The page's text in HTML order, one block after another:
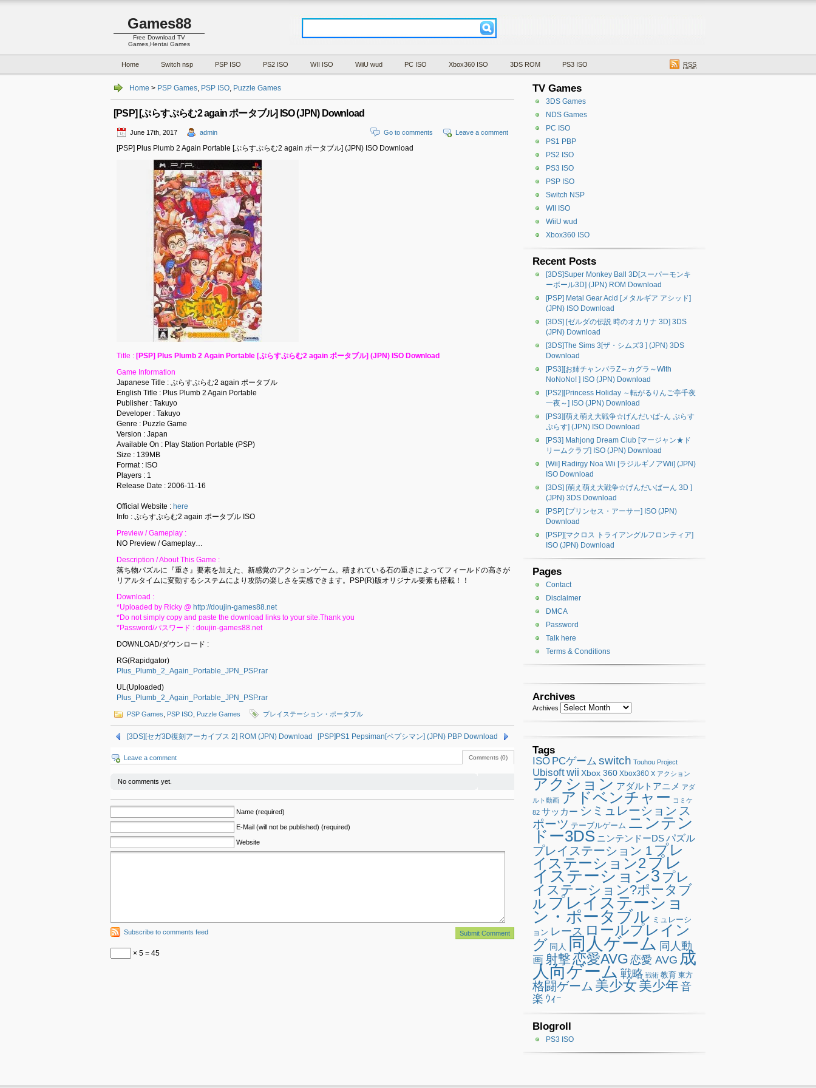
Games88
Free Download TV
Games,Hentai Games
Home Switch nsp PSP ISO PS2 ISO WII ISO WiiU wud PC ISO Xbox360 ISO 3DS ROM PS3 ISO RSS
Home > PSP Games, PSP ISO, Puzzle Games
[PSP] [ぷらすぷらむ2 again ポータブル] ISO (JPN) Download
June 17th, 2017 admin Leave a comment
Go to comments
[PSP] Plus Plumb 2 Again Portable [ぷらすぷらむ2 again ポータブル] (JPN) ISO Download
Title : [PSP] Plus Plumb 2 Again Portable [ぷらすぷらむ2 again ポータブル] (JPN) ISO Download
Game Information
Japanese Title : ぷらすぷらむ2 again ポータブル
English Title : Plus Plumb 2 Again Portable
Publisher : Takuyo
Developer : Takuyo
Genre : Puzzle Game
Version : Japan
Available On : Play Station Portable (PSP)
Size : 139MB
Format : ISO
Players : 1
Release Date : 2006-11-16
Official Website : here
Info : ぷらすぷらむ2 again ポータブル ISO
Preview / Gameplay :
NO Preview / Gameplay…
Description / About This Game :
落ち物パズルに『重さ』要素を加えた、新感覚のアクションゲーム。積まれている石の重さによってフィールドの高さが
リアルタイムに変動するシステムにより攻防の楽しさを実感できます。PSP(R)版オリジナル要素も搭載！！
Download :
*Uploaded by Ricky @ http://doujin-games88.net
*Do not simply copy and paste the download links to your site.Thank you
*Password/パスワード : doujin-games88.net
DOWNLOAD/ダウンロード :
RG(Rapidgator)
Plus_Plumb_2_Again_Portable_JPN_PSP.rar
UL(Uploaded)
Plus_Plumb_2_Again_Portable_JPN_PSP.rar
PSP Games PSP ISO Puzzle Games プレイステーション・ポータブル
[3DS][セガ3D復刻アーカイブス 2] ROM (JPN) Download [PSP]PS1 Pepsiman[ペプシマン] (JPN) PBP Download
Comments (0)
Leave a comment
No comments yet.
Name (required)
E-Mail (will not be published) (required)
Website
Subscribe to comments feed
× 5 = 45
TV Games
3DS Games
NDS Games
PC ISO
PS1 PBP
PS2 ISO
PS3 ISO
PSP ISO
Switch NSP
WII ISO
WiiU wud
Xbox360 ISO
Recent Posts
[3DS]Super Monkey Ball 3D[スーパーモンキ
ーボール3D] (JPN) ROM Download
[PSP] Metal Gear Acid [メタルギア アシッド]
(JPN) ISO Download
[3DS] [ゼルダの伝説 時のオカリナ 3D] 3DS
(JPN) Download
[3DS]The Sims 3[ザ・シムズ3 ] (JPN) 3DS
Download
[PS3][お姉チャンバラZ～カグラ～With
NoNoNo! ] ISO (JPN) Download
[PS2][Princess Holiday ～転がるりんご亭千夜
一夜～] ISO (JPN) Download
[PS3][萌え萌え大戦争☆げんだいばｰん ぷらす
ぷらす] (JPN) ISO Download
[PS3] Mahjong Dream Club [マージャン★ド
リームクラブ] ISO (JPN) Download
[Wii] Radirgy Noa Wii [ラジルギノアWii] (JPN)
ISO Download
[3DS] [萌え萌え大戦争☆げんだいばーん 3D ]
(JPN) 3DS Download
[PSP] [プリンセス・アーサー] ISO (JPN)
Download
[PSP][マクロス トライアングルフロンティア]
ISO (JPN) Download
Pages
Contact
Disclaimer
DMCA
Password
Talk here
Terms & Conditions
Archives
Archives
Tags
ISO PCゲーム switch Touhou Project
Ubisoftwii Xbox 360 Xbox360 X アクション
アクション アダルトアニメ アダ
ルト動画 アドベンチャー コミケ
82 サッカー シミュレーション ス
ポーツ テーブルゲーム ニンテン
ドー3DS ニンテンドーDSパズル
プレイステーション 1 プレ
イステーション2プレ
イステーション3 プレ
イステーション?ポータブ
ル プレイステーショ
ン・ポータブル ミュレーシ
ョン レース ロールプレイン
グ 同人 同人ゲーム 同人動
画射撃恋愛AVG 恋愛 AVG 成
人向ゲーム 戦略 戦術 教育 東方
格闘ゲーム 美少女 美少年音
楽 ｳｨｰ
Blogroll
PS3 ISO